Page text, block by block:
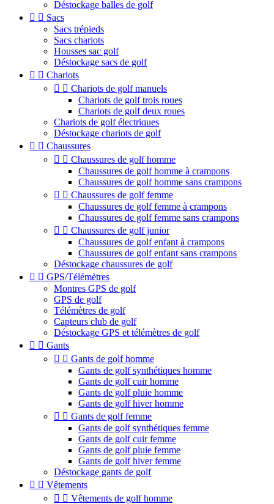
Déstockage balles de golf
  Sacs
Sacs trépieds
Sacs chariots
Housses sac golf
Déstockage sacs de golf
  Chariots
  Chariots de golf manuels
Chariots de golf trois roues
Chariots de golf deux roues
Chariots de golf électriques
Déstockage chariots de golf
  Chaussures
  Chaussures de golf homme
Chaussures de golf homme à crampons
Chaussures de golf homme sans crampons
  Chaussures de golf femme
Chaussures de golf femme à crampons
Chaussures de golf femme sans crampons
  Chaussures de golf junior
Chaussures de golf enfant à crampons
Chaussures de golf enfant sans crampons
Déstockage chaussures de golf
  GPS/Télémètres
Montres GPS de golf
GPS de golf
Télémètres de golf
Capteurs club de golf
Déstockage GPS et télémètres de golf
  Gants
  Gants de golf homme
Gants de golf synthétiques homme
Gants de golf cuir homme
Gants de golf pluie homme
Gants de golf hiver homme
  Gants de golf femme
Gants de golf synthétiques femme
Gants de golf cuir femme
Gants de golf pluie femme
Gants de golf hiver femme
Déstockage gants de golf
  Vêtements
  Vêtements de golf homme